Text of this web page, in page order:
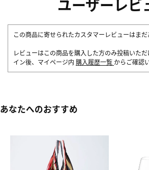
ユーザーレビ
この商品に寄せられたカスタマーレビューはまだ
レビューはこの商品を購入した方のみ投稿いた
イン後、マイページ内 購入履歴一覧 からご確認
あなたへのおすすめ